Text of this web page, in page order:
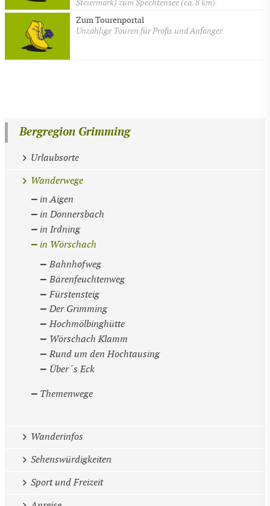
Steiermark) zum Spechtensee (ca. 8 km).
Zum Tourenportal
Unzählige Touren für Profis und Anfänger.
Bergregion Grimming
Urlaubsorte
Wanderwege
in Aigen
in Donnersbach
in Irdning
in Wörschach
Bahnhofweg
Bärenfeuchtenweg
Fürstensteig
Der Grimming
Hochmölbinghütte
Wörschach Klamm
Rund um den Hochtausing
Über´s Eck
Themenwege
Wanderinfos
Sehenswürdigkeiten
Sport und Freizeit